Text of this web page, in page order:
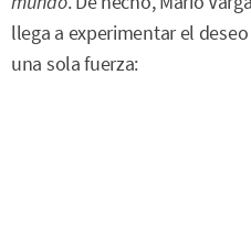
llega a experimentar el
una sola fuerza: